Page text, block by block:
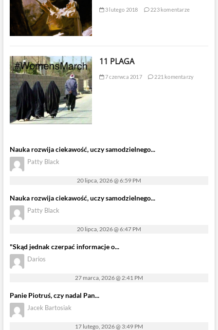
3 lutego 2018 223 komentarze
11 PLAGA
7 czerwca 2017 221 komentarzy
Nauka rozwija ciekawość, uczy samodzielnego...
Patty Black
20 lipca, 2026 @ 6:59 PM
Nauka rozwija ciekawość, uczy samodzielnego...
Patty Black
20 lipca, 2026 @ 6:47 PM
"Skąd jednak czerpać informacje o...
Darios
27 marca, 2026 @ 2:41 PM
Panie Piotruś, czy nadal Pan...
Jacek Bartosiak
17 lutego, 2026 @ 3:49 PM